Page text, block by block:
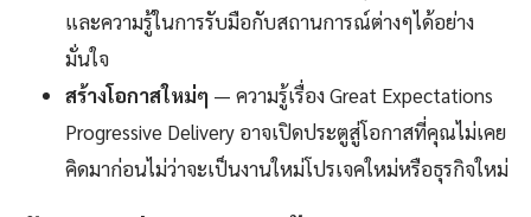
และความรู้ในการรับมือกับสถานการณ์ต่างๆได้อย่าง
มั่นใจ
สร้างโอกาสใหม่ๆ — ความรู้เรื่อง Great Expectations
Progressive Delivery อาจเปิดประตูสู่โอกาสที่คุณไม่เคย
คิดมาก่อนไม่ว่าจะเป็นงานใหม่โปรเจคใหม่หรือธุรกิจใหม่